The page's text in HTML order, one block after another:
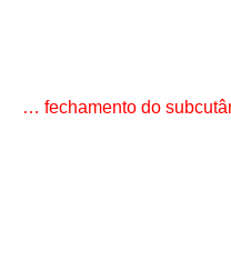
… fechamento do